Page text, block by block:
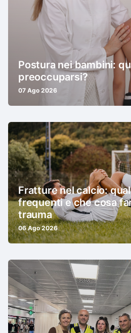
Postura nei bambini:
preoccuparsi?
07 Ago 2026
Fratture nel calcio:
frequenti e che cosa
trauma
06 Ago 2026